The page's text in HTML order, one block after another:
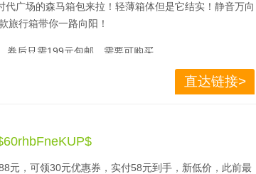
广场的森马箱包来拉！轻薄箱体但是它结实！静音万向
旅行箱带你一路向阳！
后只需199元包邮，需要可购买。
单！￥dhX8bFnzaFY￥ 直达链接>
元，可领30元优惠券，实付58元到手，新低价，此前最